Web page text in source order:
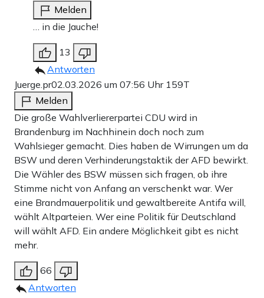
Melden
… in die Jauche!
13
Antworten
Juerge.pr02.03.2026 um 07:56 Uhr 159T
Melden
Die große Wahlverliererpartei CDU wird in
Brandenburg im Nachhinein doch noch zum
Wahlsieger gemacht. Dies haben de Wirrungen um da
BSW und deren Verhinderungstaktik der AFD bewirkt.
Die Wähler des BSW müssen sich fragen, ob ihre
Stimme nicht von Anfang an verschenkt war. Wer
eine Brandmauerpolitik und gewaltbereite Antifa will,
wählt Altparteien. Wer eine Politik für Deutschland
will wählt AFD. Ein andere Möglichkeit gibt es nicht
mehr.
66
Antworten